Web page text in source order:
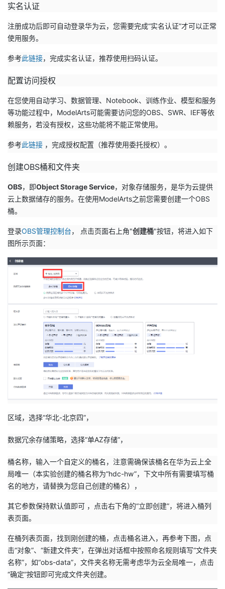
者
我
的
课
程
我
的
认
证
我
的
实
我
的
藏
支
的
技
术
支
持
我
的
云
声
建
实名认证
注册成功后即可自动登录华为云，您需要完成“实名认证”才可以正常
使用服务。
参考此链接，完成实名认证，推荐使用扫码认证。
配置访问授权
在您使用自动学习、数据管理、Notebook、训练作业、模型和服务
等功能过程中，ModelArts可能需要访问您的OBS、SWR、IEF等依
赖服务，若没有授权，这些功能将不能正常使用。
参考此链接 ，完成授权配置（推荐使用委托授权）。
创建OBS桶和文件夹
OBS，即Object Storage Service，对象存储服务，是华为云提供
云上数据储存的服务。在使用ModelArts之前您需要创建一个OBS
桶。
登录OBS管理控制台， 点击页面右上角"创建桶"按钮，将进入如下
图所示页面：
区域，选择“华北-北京四”，
数据冗余存储策略，选择“单AZ存储”，
桶名称，输入一个自定义的桶名，注意需确保该桶名在华为云上全
局唯一（本实验创建的桶名称为“hdc-hw”，下文中所有需要填写桶
名的地方，请替换为您自己创建的桶名），
其它参数保持默认值即可 ，点击右下角的“立即创建”，将进入桶列
表页面。
在桶列表页面，找到刚创建的桶，点击桶名进入，再参考下图，点
击“对象”、“新建文件夹”，在弹出对话框中按照命名规则填写“文件夹
名称”，如“obs-data”，文件夹名称无需考虑华为云全局唯一，点击
“确定”按钮即可完成文件夹创建。